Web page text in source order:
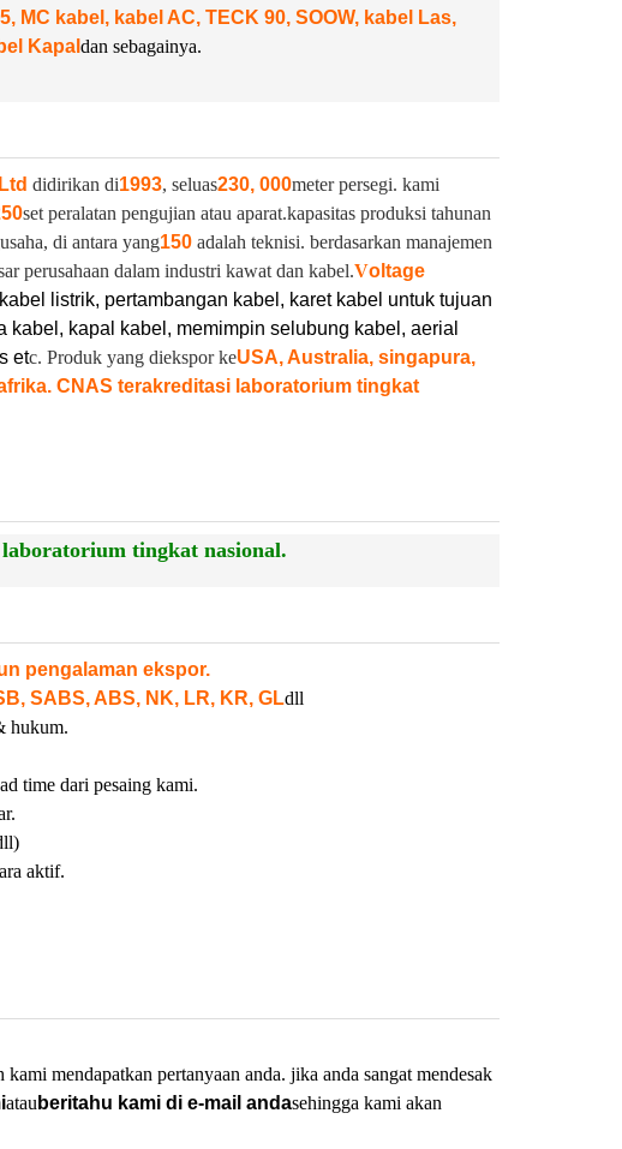
MC kabel, kabel AC, TECK 90, SOOW, kabel Las,
Kapal dan sebagainya.
didirikan di1993, seluas230, 000meter persegi. kami
set peralatan pengujian atau aparat.kapasitas produksi tahunan
di antara yang150 adalah teknisi. berdasarkan manajemen
perusahaan dalam industri kawat dan kabel.Voltage
listrik, pertambangan kabel, karet kabel untuk tujuan
kapal kabel, memimpin selubung kabel, aerial
etc. Produk yang diekspor keUSA, Australia, singapura,
CNAS terakreditasi laboratorium tingkat
tingkat nasional.
pengalaman ekspor.
SABS, ABS, NK, LR, KR, GLdll
hukum.
time dari pesaing kami.
aktif.
kami mendapatkan pertanyaan anda. jika anda sangat mendesak
atau beritahu kami di e-mail andasehingga kami akan